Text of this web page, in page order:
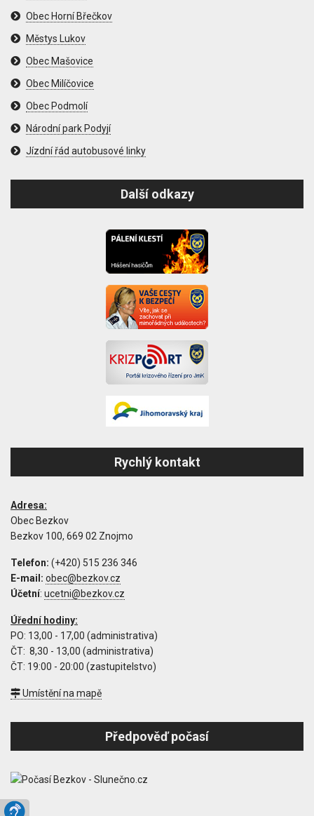
Obec Horní Břečkov
Městys Lukov
Obec Mašovice
Obec Milíčovice
Obec Podmolí
Národní park Podyjí
Jízdní řád autobusové linky
Další odkazy
Rychlý kontakt
Adresa:
Obec Bezkov
Bezkov 100, 669 02 Znojmo
Telefon: (+420) 515 236 346
E-mail:
Účetní:
Úřední hodiny:
PO: 13,00 - 17,00 (administrativa)
ČT: 8,30 - 13,00 (administrativa)
ČT: 19:00 - 20:00 (zastupitelstvo)
Umístění na mapě
Předpověď počasí